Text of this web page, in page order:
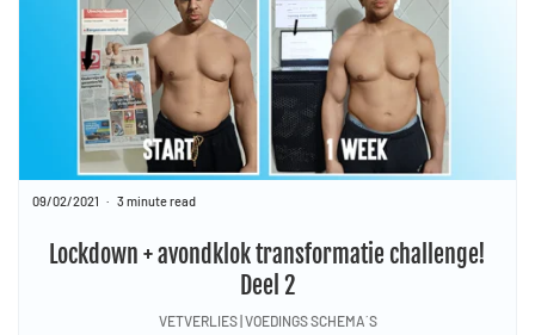
Lockdown + avondklok transformatie challenge!
Deel 2
09/02/2021 3 minute read
VETVERLIES | VOEDINGS SCHEMA´S